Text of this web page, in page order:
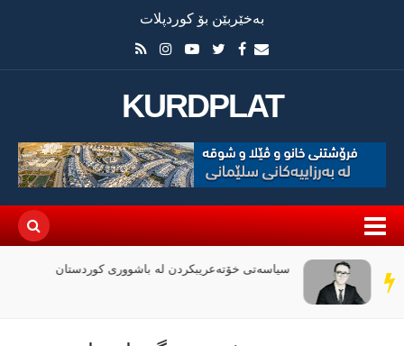
بەخێربێن بۆ کوردپلات
KURDPLAT
سەر
دێڕ
سیاسەتی خۆتەعریبکردن لە باشووری کوردستان